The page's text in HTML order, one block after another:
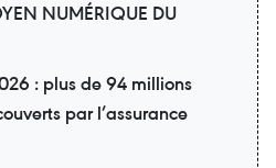
NUMÉRIQUE DU
: plus de 94 millions
par l’assurance